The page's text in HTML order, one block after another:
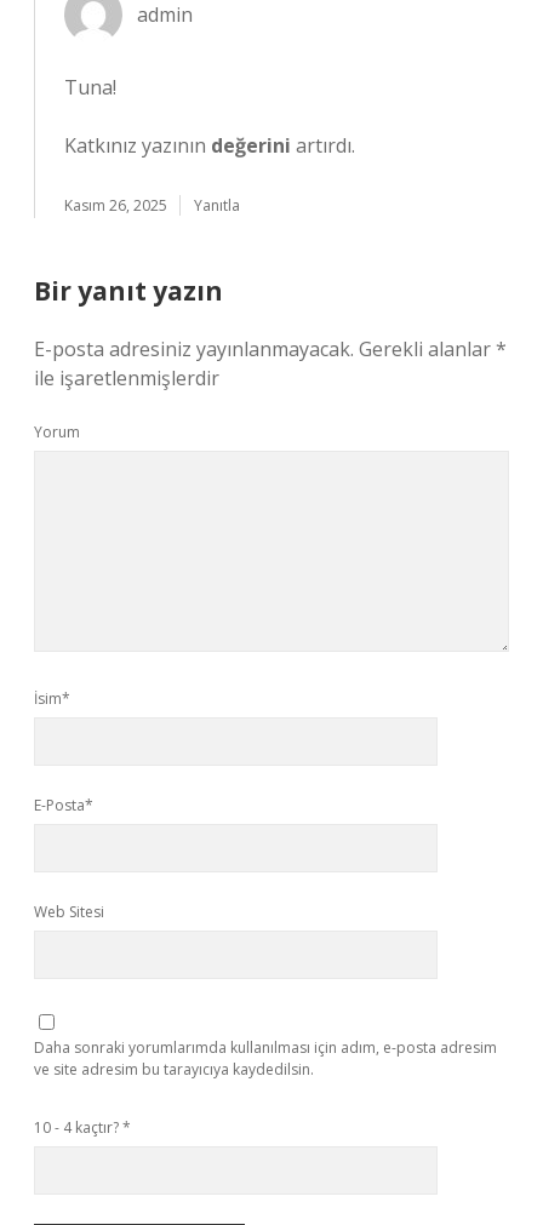
admin
Tuna!
Katkınız yazının değerini artırdı.
Kasım 26, 2025 Yanıtla
Bir yanıt yazın
E-posta adresiniz yayınlanmayacak. Gerekli alanlar*
ile işaretlenmişlerdir
Yorum
İsim*
E-Posta*
Web Sitesi
Daha sonraki yorumlarımda kullanılması için adım, e-posta adresim
ve site adresim bu tarayıcıya kaydedilsin.
10 - 4 kaçtır?*